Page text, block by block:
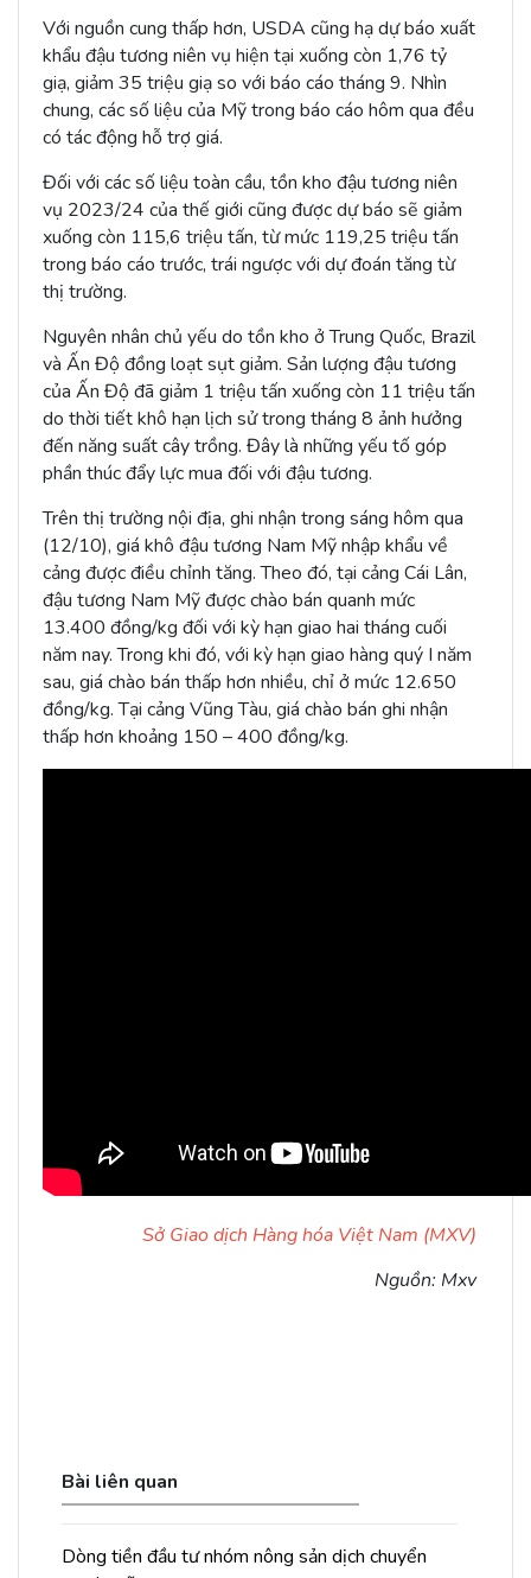
Với nguồn cung thấp hơn, USDA cũng hạ dự báo xuất
khẩu đậu tương niên vụ hiện tại xuống còn 1,76 tỷ
giạ, giảm 35 triệu giạ so với báo cáo tháng 9. Nhìn
chung, các số liệu của Mỹ trong báo cáo hôm qua đều
có tác động hỗ trợ giá.
Đối với các số liệu toàn cầu, tồn kho đậu tương niên
vụ 2023/24 của thế giới cũng được dự báo sẽ giảm
xuống còn 115,6 triệu tấn, từ mức 119,25 triệu tấn
trong báo cáo trước, trái ngược với dự đoán tăng từ
thị trường.
Nguyên nhân chủ yếu do tồn kho ở Trung Quốc, Brazil
và Ấn Độ đồng loạt sụt giảm. Sản lượng đậu tương
của Ấn Độ đã giảm 1 triệu tấn xuống còn 11 triệu tấn
do thời tiết khô hạn lịch sử trong tháng 8 ảnh hưởng
đến năng suất cây trồng. Đây là những yếu tố góp
phần thúc đẩy lực mua đối với đậu tương.
Trên thị trường nội địa, ghi nhận trong sáng hôm qua
(12/10), giá khô đậu tương Nam Mỹ nhập khẩu về
cảng được điều chỉnh tăng. Theo đó, tại cảng Cái Lân,
đậu tương Nam Mỹ được chào bán quanh mức
13.400 đồng/kg đối với kỳ hạn giao hai tháng cuối
năm nay. Trong khi đó, với kỳ hạn giao hàng quý I năm
sau, giá chào bán thấp hơn nhiều, chỉ ở mức 12.650
đồng/kg. Tại cảng Vũng Tàu, giá chào bán ghi nhận
thấp hơn khoảng 150 – 400 đồng/kg.
Sở Giao dịch Hàng hóa Việt Nam (MXV)
Nguồn: Mxv
Bài liên quan
Dòng tiền đầu tư nhóm nông sản dịch chuyển